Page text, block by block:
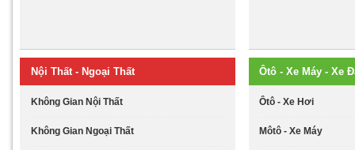
Nội Thất - Ngoại Thất
Không Gian Nội Thất
Không Gian Ngoại Thất
Ôtô - Xe Máy - Xe
Ôtô - Xe Hơi
Môtô - Xe Máy